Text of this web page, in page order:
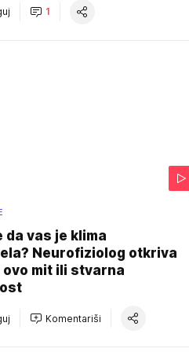
1
da vas je klima
Neurofiziolog otkriva
ovo mit ili stvarna
Komentariši